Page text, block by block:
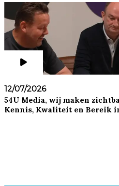
12/07/2026
54U Media, wij maken
Kennis, Kwaliteit en Bereik